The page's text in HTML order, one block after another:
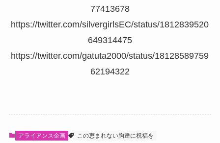
77413678
https://twitter.com/silvergirlsEC/status/1812839520
649314475
https://twitter.com/gatuta2000/status/18128589759
62194322
アライアンス企画 この恵まれない胸達に祝福を